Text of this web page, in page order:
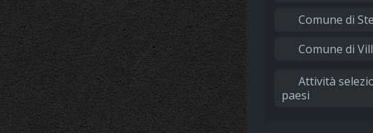
Comune di
Comune di
Attività
paesi